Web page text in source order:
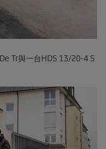
Tr與一台HDS 13/20-4 S